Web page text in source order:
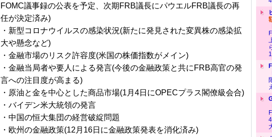
FOMC議事録の公表を予定、次期FRB議長にパウエルFRB議長の再
任が決定済み)
・新型コロナウイルスの感染状況(新たに発見された変異株の感染拡
大や懸念など)
・金融市場のリスク許容度(米国の株価指数がメイン)
・金融当局者や要人による発言(今後の金融政策と共にFRB高官の発
言への注目度が高まる)
・原油と金を中心とした商品市場(1月4日にOPECプラス閣僚級会合)
・バイデン米大統領の発言
・中国の恒大集団の経営破綻問題
・欧州の金融政策(12月16日に金融政策発表を消化済み)